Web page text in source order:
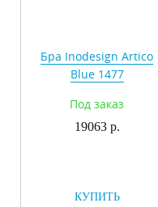
Бра Inodesign Artico
Blue 1477
Под заказ
19063 р.
КУПИТЬ